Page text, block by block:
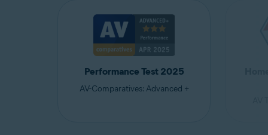
Performance Test 2025
AV-Comparatives: Advanced +